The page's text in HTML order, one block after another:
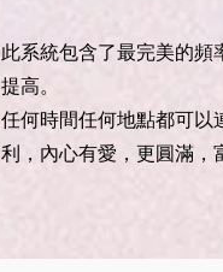
此系統包含了最完美的頻
提高。
任何時間任何地點都可以
利，內心有愛，更圓滿，